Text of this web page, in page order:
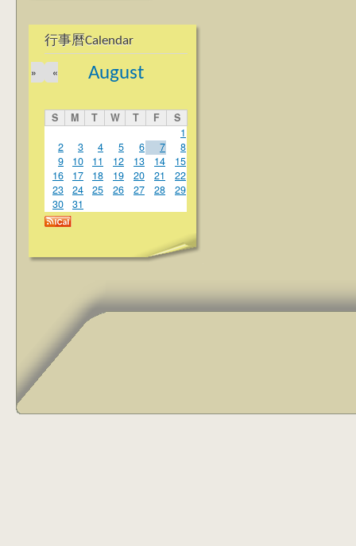
行事曆Calendar
August
«
»
S M T W T F
S
1
2
3 4 5 6 7
8
9
10 11 12 13 14
15
16
17 18 19 20 21
22
23
24 25 26 27 28
29
30
31